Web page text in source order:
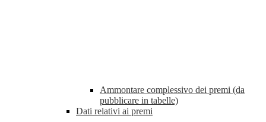
Ammontare complessivo dei premi (da
pubblicare in tabelle)
Dati relativi ai premi